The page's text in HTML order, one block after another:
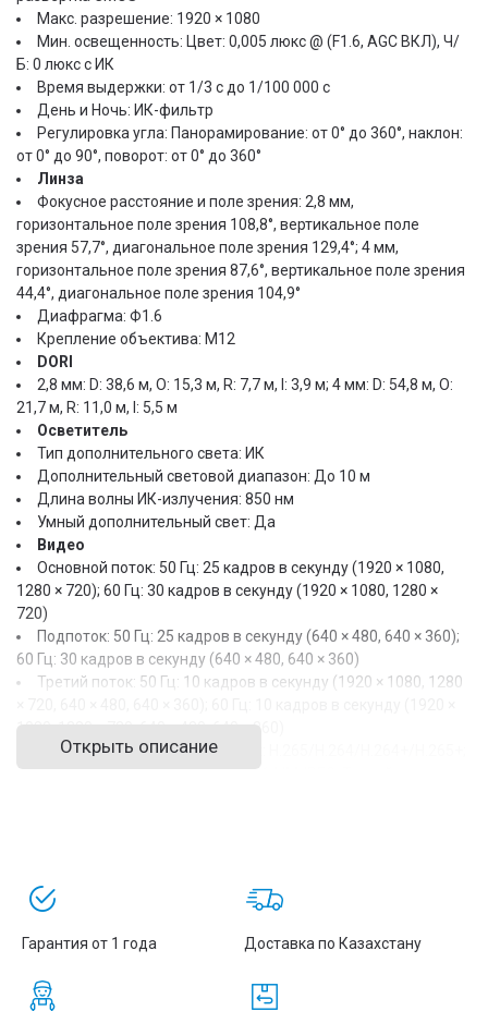
Макс. разрешение: 1920 × 1080
Мин. освещенность: Цвет: 0,005 люкс @ (F1.6, AGC ВКЛ), Ч/
Б: 0 люкс с ИК
Время выдержки: от 1/3 с до 1/100 000 с
День и Ночь: ИК-фильтр
Регулировка угла: Панорамирование: от 0° до 360°, наклон:
от 0° до 90°, поворот: от 0° до 360°
Линза
Фокусное расстояние и поле зрения: 2,8 мм,
горизонтальное поле зрения 108,8°, вертикальное поле
зрения 57,7°, диагональное поле зрения 129,4°; 4 мм,
горизонтальное поле зрения 87,6°, вертикальное поле зрения
44,4°, диагональное поле зрения 104,9°
Диафрагма: Ф1.6
Крепление объектива: М12
DORI
2,8 мм: D: 38,6 м, O: 15,3 м, R: 7,7 м, I: 3,9 м; 4 мм: D: 54,8 м, O:
21,7 м, R: 11,0 м, I: 5,5 м
Осветитель
Тип дополнительного света: ИК
Дополнительный световой диапазон: До 10 м
Длина волны ИК-излучения: 850 нм
Умный дополнительный свет: Да
Видео
Основной поток: 50 Гц: 25 кадров в секунду (1920 × 1080,
1280 × 720); 60 Гц: 30 кадров в секунду (1920 × 1080, 1280 ×
720)
Подпоток: 50 Гц: 25 кадров в секунду (640 × 480, 640 × 360);
60 Гц: 30 кадров в секунду (640 × 480, 640 × 360)
Третий поток: 50 Гц: 10 кадров в секунду (1920 × 1080, 1280
1080, 1280 × 720, 640 × 480, 640 × 360)
Сжатие видео: Основной поток: H.265/H.264/H.264+/H.265+;
Дополнительный поток: H.265/H.264/MJPEG; Третий поток:
Тип H.265: Основной профиль
Управление скоростью передачи данных: CBR/VBR
Масштабируемое кодирование видео (SVC): Да
Область интереса (ROI): 1 фиксированный регион для
основного потока и подпотока
Аудио
Открыть описание
Гарантия от 1 года Доставка по Казахстану